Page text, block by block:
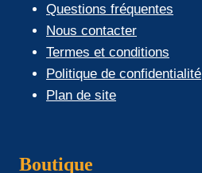
Questions fréquentes
Nous contacter
Termes et conditions
Politique de confidentialité
Plan de site
Boutique